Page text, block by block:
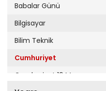
Babalar Günü
Bilgisayar
Bilim Teknik
Cumhuriyet
Cumhuriyet 19 Mayıs